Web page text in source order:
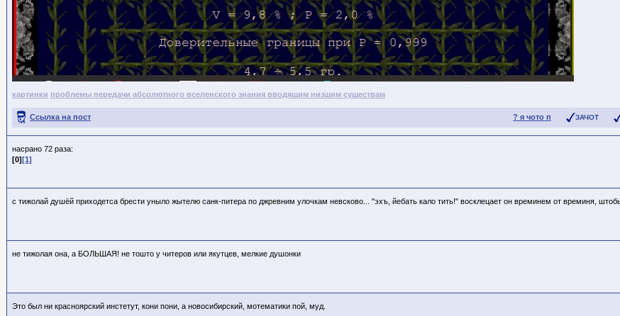
картинки проблемы передачи абсолютного вселенского знания вводящим низшим существам
? я чото п ЗАЧОТ
Ссылка на пост
насрано 72 раза:
[0][1]
с тижолай душёй приходетса брести уныло жытелю санк-питера по джревним улочкам невсково... "эхъ, йебать кало тить!" восклецает он времинем от времиня,
не тижолая она, а БОЛЬШАЯ! не тошто у читеров или якутцев, мелкие душонки
Это был ни красноярский инстетут, кони пони, а новосибирский, мотематики пой, муд.